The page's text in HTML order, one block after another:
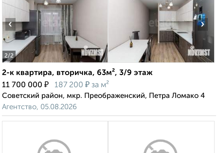
2/2
‹ ›
2-к квартира, вторичка, 63м², 3/9 этаж
11 700 000 ₽ 187 200 ₽ за м²
Советский район, мкр. Преображенский, Петра Ломако 4
Агентство, 05.08.2026